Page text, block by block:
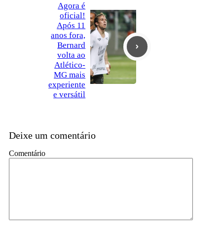
Agora é
oficial!
Após 11
anos fora,
Bernard
volta ao
Atlético-
MG mais
experiente
e versátil
Deixe um comentário
Comentário